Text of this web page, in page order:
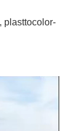
plasttocolor-